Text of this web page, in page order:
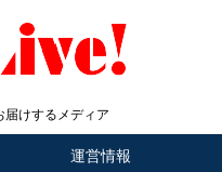
届けするメディア
運営情報